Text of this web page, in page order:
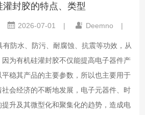
灌封胶的特点、类型
2026-07-01 | Deemno |
有防水、防污、耐腐蚀、抗震等功效，从
为有机硅灌封胶不仅能提高电子器件产
稳其产品的主要参数，所以也主要用于
会经济的不断地发展，电子元器件、时
升及其微型化和聚集化的趋势，造成电